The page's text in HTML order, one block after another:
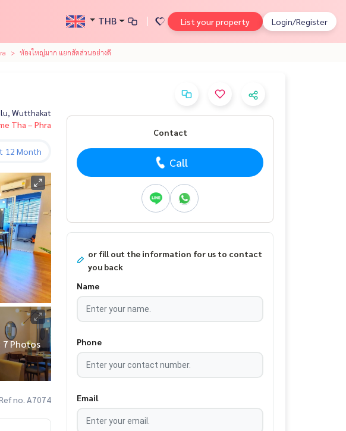
THB List your property Login/Register
ห้องใหญ่มาก แยกสัดส่วนอย่างดี
Wutthakat
Tha – Phra
12 Month
7 Photos
no. A7074
Contact
Call
or fill out the information for us to contact
you back
Name
Phone
Email